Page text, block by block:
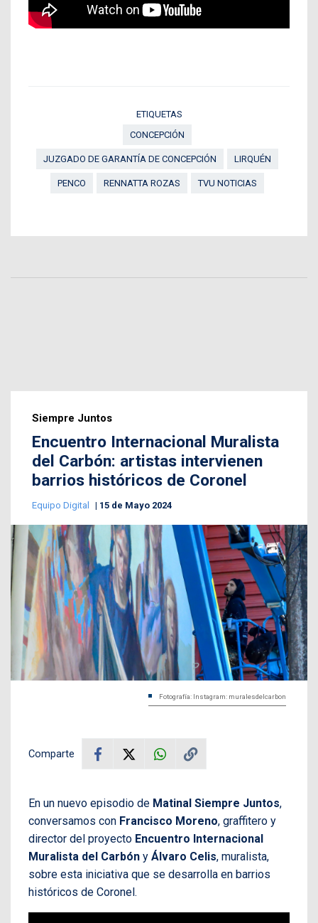
ETIQUETAS
CONCEPCIÓN
JUZGADO DE GARANTÍA DE CONCEPCIÓN LIRQUÉN
PENCO RENNATTA ROZAS TVU NOTICIAS
Siempre Juntos
Encuentro Internacional Muralista
del Carbón: artistas intervienen
barrios históricos de Coronel
Equipo Digital 15 de Mayo 2024
Fotografía: Instagram: muralesdelcarbon
Comparte
En un nuevo episodio de Matinal Siempre Juntos,
conversamos con Francisco Moreno, graffitero y
director del proyecto Encuentro Internacional
Muralista del Carbón y Álvaro Celis, muralista,
sobre esta iniciativa que se desarrolla en barrios
históricos de Coronel.